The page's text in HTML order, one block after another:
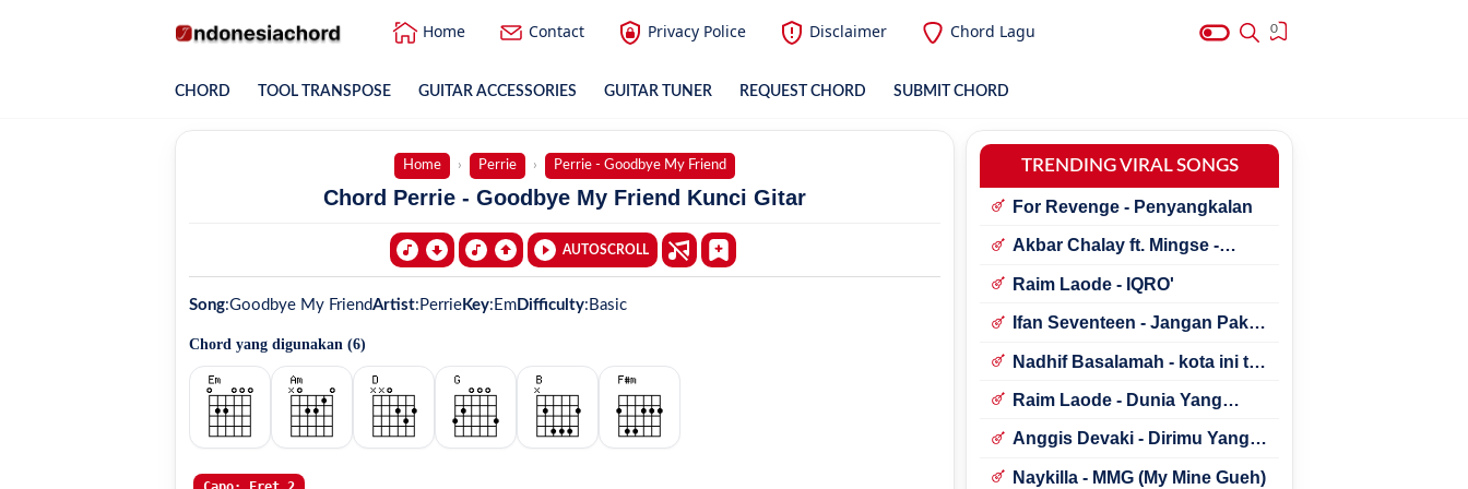
Home Contact Privacy Police Disclaimer Chord Lagu 0
CHORD TOOL TRANSPOSE GUITAR ACCESSORIES GUITAR TUNER REQUEST CHORD SUBMIT CHORD
Home Perrie Perrie - Goodbye My Friend
Chord Perrie - Goodbye My Friend Kunci Gitar
AUTOSCROLL
Song:Goodbye My FriendArtist: Perrie Key: Em Difficulty: Basic
Chord yang digunakan (6)
TRENDING VIRAL SONGS
For Revenge - Penyangkalan
Akbar Chalay ft. Mingse -
Raim Laode - IQRO'
Ifan Seventeen - Jangan Paksa
Nadhif Basalamah - kota ini tak
Raim Laode - Dunia Yang
Anggis Devaki - Dirimu Yang
Naykilla - MMG (My Mine Gueh)